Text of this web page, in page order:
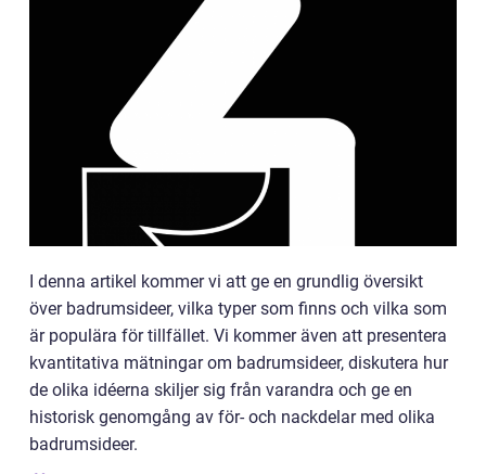
I denna artikel kommer vi att ge en grundlig översikt
över badrumsideer, vilka typer som finns och vilka som
är populära för tillfället. Vi kommer även att presentera
kvantitativa mätningar om badrumsideer, diskutera hur
de olika idéerna skiljer sig från varandra och ge en
historisk genomgång av för- och nackdelar med olika
badrumsideer.